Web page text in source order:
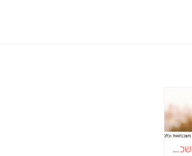
L.T.O יעוץ משכנתאות וכלכלת משפחה | יועץ משכנתאות באשכול